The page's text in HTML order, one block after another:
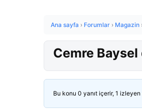
Ana sayfa › Forumlar › Magazin
Cemre
Bu konu 0 yanıt içerir, 1 izleyen